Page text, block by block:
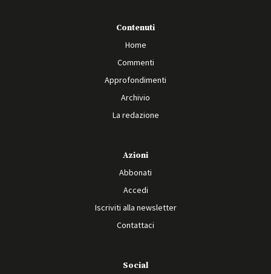
Contenuti
Home
Commenti
Approfondimenti
Archivio
La redazione
Azioni
Abbonati
Accedi
Iscriviti alla newsletter
Contattaci
Social